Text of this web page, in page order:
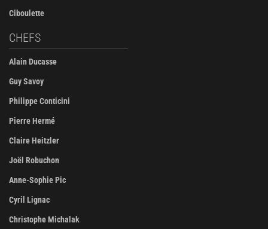
Ciboulette
CHEFS
Alain Ducasse
Guy Savoy
Philippe Conticini
Pierre Hermé
Claire Heitzler
Joël Robuchon
Anne-Sophie Pic
Cyril Lignac
Christophe Michalak